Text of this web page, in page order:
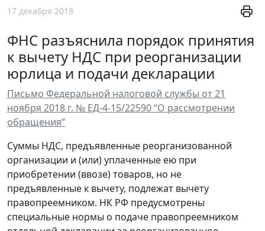
17 декабря 2018
ФНС разъяснила порядок принятия
к вычету НДС при реорганизации
юрлица и подачи декларации
Письмо Федеральной налоговой службы от 21
ноября 2018 г. № ЕД-4-15/22590 “О рассмотрении
обращения”
Суммы НДС, предъявленные реорганизованной
организации и (или) уплаченные ею при
приобретении (ввозе) товаров, но не
предъявленные к вычету, подлежат вычету
правопреемником. НК РФ предусмотрены
специальные нормы о подаче правопреемником